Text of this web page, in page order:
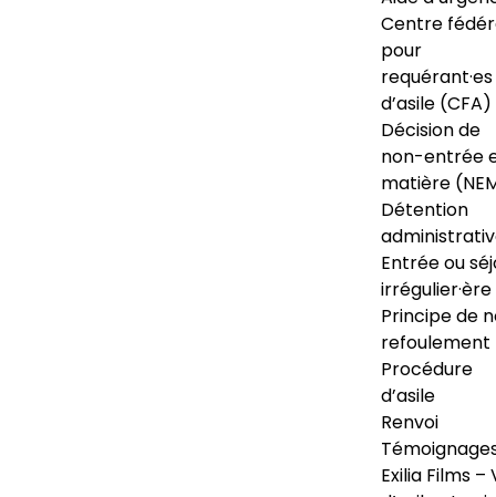
Centre
pour
requérant·es
d’asile (CFA)
Décision de
non-entrée
matière
Détention
Entrée ou
irrégulier·ère
Principe de
refoulement
Procédure
d’asile
Renvoi
Exilia Films –